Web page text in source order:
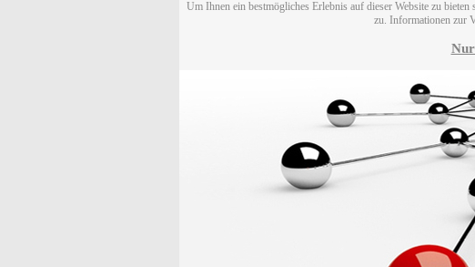
Um Ihnen ein bestmögliches Erlebnis auf dieser Website zu
zu. Informationen zur
Nur